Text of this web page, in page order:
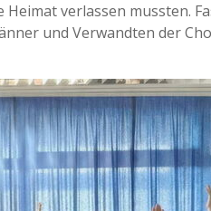
verlassen mussten.
und Verwandten der